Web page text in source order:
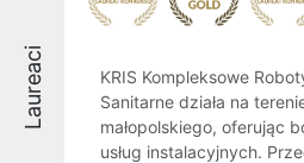
Laureaci
KRIS Kompleksowe
Sanitarne działa na
małopolskiego, oferując
usług instalacyjnych.